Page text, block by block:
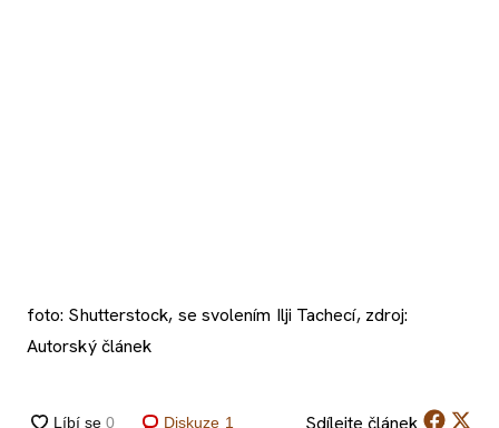
foto: Shutterstock, se svolením Ilji Tachecí, zdroj:
Autorský článek
Diskuze 1